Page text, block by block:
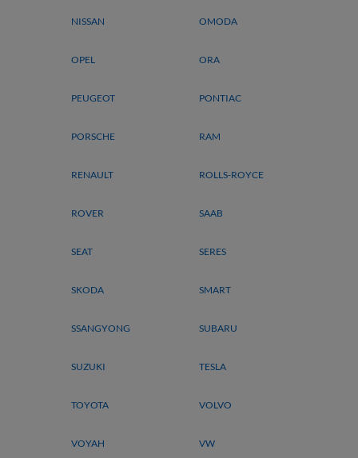
NISSAN OMODA
OPEL ORA
PEUGEOT PONTIAC
PORSCHE RAM
RENAULT ROLLS-ROYCE
ROVER SAAB
SEAT SERES
SKODA SMART
SSANGYONG SUBARU
SUZUKI TESLA
TOYOTA VOLVO
VOYAH VW